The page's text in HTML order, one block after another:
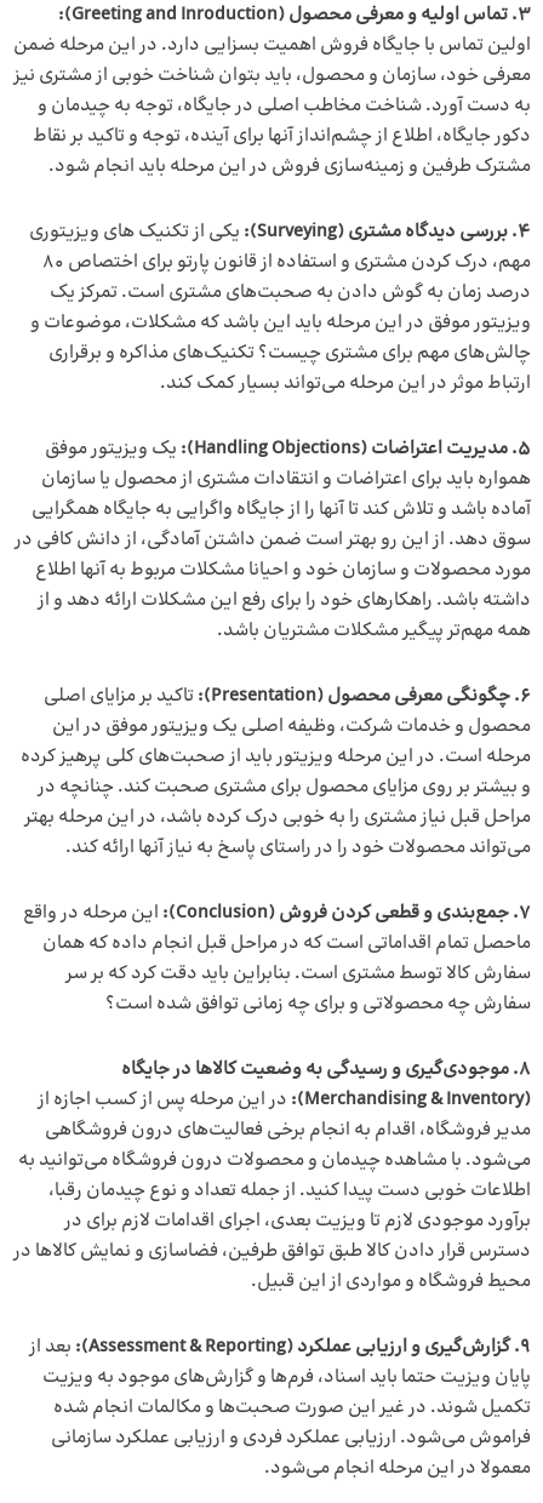
3. تماس اولیه و معرفی محصول (Greeting and Inroduction):
اولین تماس با جایگاه فروش اهمیت بسزایی دارد. در این مرحله ضمن
معرفی خود، سازمان و محصول، باید بتوان شناخت خوبی از مشتری نیز
به دست آورد. شناخت مخاطب اصلی در جایگاه، توجه به چیدمان و
دکور جایگاه، اطلاع از چشم‌انداز آنها برای آینده، توجه و تاکید بر نقاط
مشترک طرفین و زمینه‌سازی فروش در این مرحله باید انجام شود.
4. بررسی دیدگاه مشتری (Surveying):
یکی از تکنیک های ویزیتوری
مهم‌، درک کردن مشتری و استفاده از قانون پارتو برای اختصاص 80
درصد زمان به گوش دادن به صحبت‌های مشتری است. تمرکز یک
ویزیتور موفق در این مرحله باید این باشد که مشکلات، موضوعات و
چالش‌های مهم برای مشتری چیست؟ تکنیک‌های مذاکره و برقراری
ارتباط موثر در این مرحله می‌تواند بسیار کمک کند.
5. مدیریت اعتراضات (Handling Objections):
یک ویزیتور موفق
همواره باید برای اعتراضات و انتقادات مشتری از محصول یا سازمان
آماده باشد و تلاش کند تا آنها را از جایگاه واگرایی به جایگاه همگرایی
سوق دهد. از این رو بهتر است ضمن داشتن آمادگی، از دانش کافی در
مورد محصولات و سازمان خود و احیانا مشکلات مربوط به آنها اطلاع
داشته باشد. راهکارهای خود را برای رفع این مشکلات ارائه دهد و از
همه مهم‌تر پیگیر مشکلات مشتریان باشد.
6. چگونگی معرفی محصول (Presentation):
تاکید بر مزایای اصلی
محصول و خدمات شرکت، وظیفه اصلی یک ویزیتور موفق در این
مرحله است. در این مرحله ویزیتور باید از صحبت‌های کلی پرهیز کرده
و بیشتر بر روی مزایای محصول برای مشتری صحبت کند. چنانچه در
مراحل قبل نیاز مشتری را به خوبی درک کرده باشد، در این مرحله بهتر
می‌تواند محصولات خود را در راستای پاسخ به نیاز آنها ارائه کند.
7. جمع‌بندی و قطعی کردن فروش (Conclusion):
این مرحله در واقع
ماحصل تمام اقداماتی است که در مراحل قبل انجام داده‌ که همان
سفارش کالا توسط مشتری است. بنابراین باید دقت کرد که بر سر
سفارش چه محصولاتی و برای چه زمانی توافق شده است؟
8. موجودی‌گیری و رسیدگی به وضعیت کالاها در جایگاه
(Merchandising & Inventory):
در این مرحله پس از کسب اجازه از
مدیر فروشگاه، اقدام به انجام برخی فعالیت‌های درون فروشگاهی
می‌شود. با مشاهده چیدمان و محصولات درون فروشگاه می‌توانید به
اطلاعات خوبی دست پیدا کنید. از جمله تعداد و نوع چیدمان رقبا،
برآورد موجودی لازم تا ویزیت بعدی، اجرای اقدامات لازم برای در
دسترس قرار دادن کالا طبق توافق طرفین، فضاسازی و نمایش کالاها در
محیط فروشگاه و مواردی از این قبیل.
9. گزارش‌گیری و ارزیابی عملکرد (Assessment & Reporting):
بعد از
پایان ویزیت حتما باید اسناد، فرم‌ها و گزارش‌های موجود به ویزیت
تکمیل شوند. در غیر این صورت صحبت‌ها و مکالمات انجام شده
فراموش می‌شود. ارزیابی عملکرد فردی و ارزیابی عملکرد سازمانی
معمولا در این مرحله انجام می‌شود.